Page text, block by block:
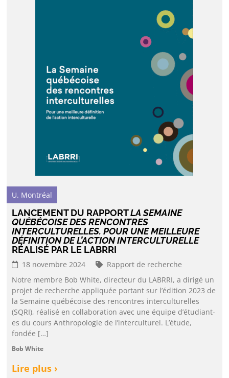
U. Montréal
LANCEMENT DU RAPPORTLA SEMAINE
QUÉBÉCOISE DES RENCONTRES
INTERCULTURELLES. POUR UNE MEILLEURE
DÉFINITION DE L’ACTION INTERCULTURELLE
RÉALISÉ PAR LE LABRRI
18 novembre 2024
Rapport de recherche
Notre membre Bob White, directeur du LABRRI, a dirigé un
projet de recherche appliquée portant sur l’édition 2023 de
la Semaine québécoise des rencontres interculturelles
(SQRI), réalisé en collaboration avec une équipe d’étudiant-
es du cours Anthropologie de l’interculturel. L’étude,
fondée […]
Bob White
Lire plus ›